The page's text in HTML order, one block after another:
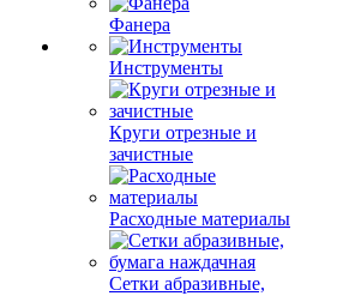
Фанера
Инструменты
Круги отрезные и
зачистные
Расходные материалы
Сетки абразивные,